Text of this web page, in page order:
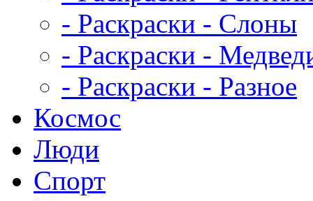
- Раскраски - Слоны
- Раскраски -
- Раскраски - Разное
Космос
Люди
Спорт